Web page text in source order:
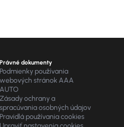
Právné dokumenty
Podmienky používania
webových stránok AAA
AUTO
Zásady ochrany a
spracúvania osobných údajov
Pravidlá používania cookies